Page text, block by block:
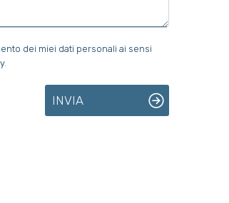
dei miei dati personali ai sensi
INVIA